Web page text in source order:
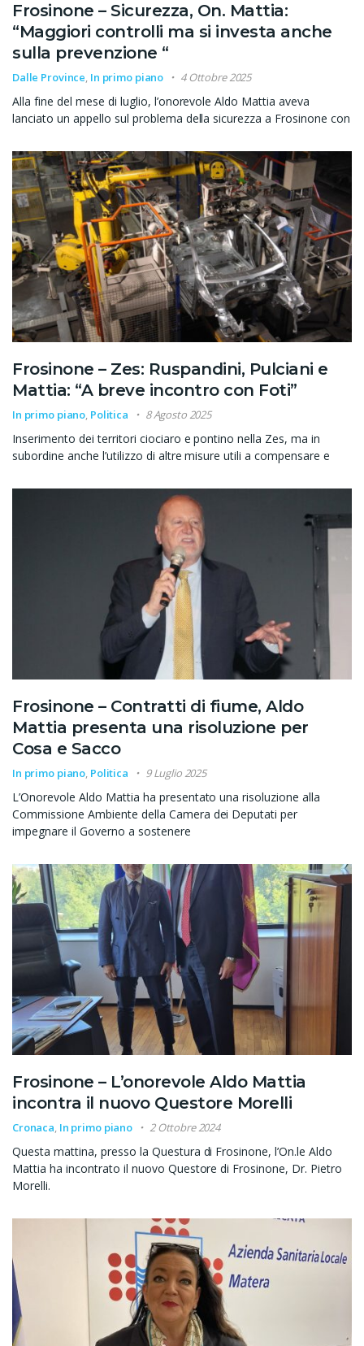
Frosinone – Sicurezza, On. Mattia:
“Maggiori controlli ma si investa anche
sulla prevenzione “
Dalle Province, In primo piano 4 Ottobre 2025
Alla fine del mese di luglio, l’onorevole Aldo Mattia aveva
lanciato un appello sul problema della sicurezza a Frosinone con
Frosinone – Zes: Ruspandini, Pulciani e
Mattia: “A breve incontro con Foti”
In primo piano, Politica 8 Agosto 2025
Inserimento dei territori ciociaro e pontino nella Zes, ma in
subordine anche l’utilizzo di altre misure utili a compensare e
Frosinone – Contratti di fiume, Aldo
Mattia presenta una risoluzione per
Cosa e Sacco
In primo piano, Politica 9 Luglio 2025
L’Onorevole Aldo Mattia ha presentato una risoluzione alla
Commissione Ambiente della Camera dei Deputati per
impegnare il Governo a sostenere
Frosinone – L’onorevole Aldo Mattia
incontra il nuovo Questore Morelli
Cronaca, In primo piano 2 Ottobre 2024
Questa mattina, presso la Questura di Frosinone, l’On.le Aldo
Mattia ha incontrato il nuovo Questore di Frosinone, Dr. Pietro
Morelli.